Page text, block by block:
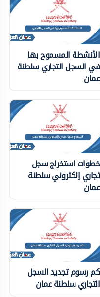
الأنشطة المسموح بها
في السجل التجاري سلطنة
عمان
خطوات استخراج سجل
تجاري إلكتروني سلطنة
عمان
كم رسوم تجديد السجل
التجاري سلطنة عمان